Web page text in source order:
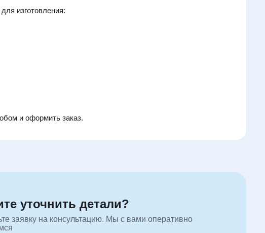
изготовления:
и оформить заказ.
уточнить детали?
заявку на консультацию. Мы с вами оперативно